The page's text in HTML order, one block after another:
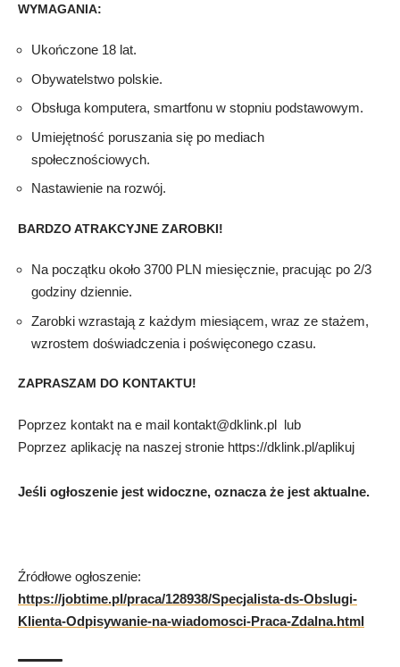
WYMAGANIA:
Ukończone 18 lat.
Obywatelstwo polskie.
Obsługa komputera, smartfonu w stopniu podstawowym.
Umiejętność poruszania się po mediach
społecznościowych.
Nastawienie na rozwój.
BARDZO ATRAKCYJNE ZAROBKI!
Na początku około 3700 PLN miesięcznie, pracując po 2/3
godziny dziennie.
Zarobki wzrastają z każdym miesiącem, wraz ze stażem,
wzrostem doświadczenia i poświęconego czasu.
ZAPRASZAM DO KONTAKTU!
Poprzez kontakt na e mail kontakt@dklink.pl lub
Poprzez aplikację na naszej stronie https://dklink.pl/aplikuj
Jeśli ogłoszenie jest widoczne, oznacza że jest aktualne.
Źródłowe ogłoszenie:
https://jobtime.pl/praca/128938/Specjalista-ds-Obslugi-
Klienta-Odpisywanie-na-wiadomosci-Praca-Zdalna.html